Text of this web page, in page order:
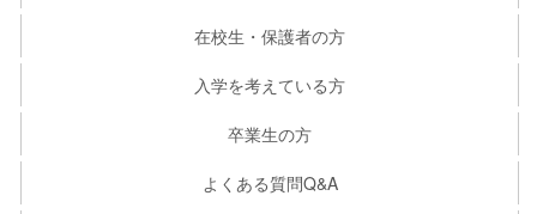
在校生・保護者の方
入学を考えている方
卒業生の方
よくある質問Q&A